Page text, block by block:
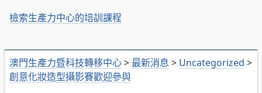
澳門生產力暨科技轉移中心> 最新消息 > Uncategorized >
創意化妝造型攝影賽歡迎參與
檢索生產力中心的培訓課程